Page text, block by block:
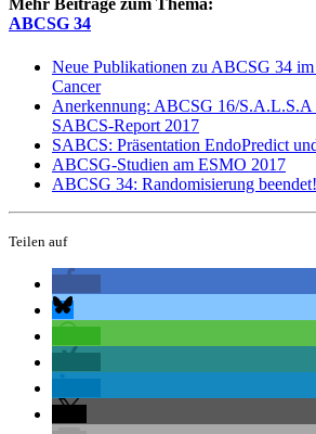
Mehr Beiträge zum Thema:
ABCSG 34
Neue Publikationen zu ABCSG 34
Cancer
Anerkennung: ABCSG 16/
SABCS-Report 2017
SABCS: Präsentation EndoPredict
ABCSG-Studien am ESMO 2017
ABCSG 34: Randomisierung beendet!
Teilen auf